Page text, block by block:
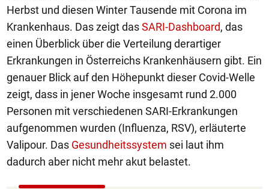
Herbst und diesen Winter Tausende mit Corona im
Krankenhaus. Das zeigt dasSARI-Dashboard, das
einen Überblick über die Verteilung derartiger
Erkrankungen in Österreichs Krankenhäusern gibt. Ein
genauer Blick auf den Höhepunkt dieser Covid-Welle
zeigt, dass in jener Woche insgesamt rund 2.000
Personen mit verschiedenen SARI-Erkrankungen
aufgenommen wurden (Influenza, RSV), erläuterte
Valipour. Das Gesundheitssystem sei laut ihm
dadurch aber nicht mehr akut belastet.